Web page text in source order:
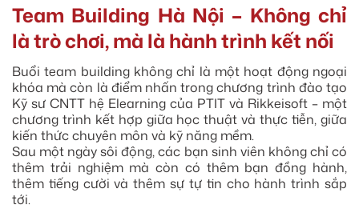
Team Building Hà Nội – Không chỉ
là trò chơi, mà là hành trình kết nối
Buổi team building không chỉ là một hoạt động ngoại
khóa mà còn là điểm nhấn trong chương trình đào tạo
Kỹ sư CNTT hệ Elearning của PTIT và Rikkeisoft – một
chương trình kết hợp giữa học thuật và thực tiễn, giữa
kiến thức chuyên môn và kỹ năng mềm.
Sau một ngày sôi động, các bạn sinh viên không chỉ có
thêm trải nghiệm mà còn có thêm bạn đồng hành,
thêm tiếng cười và thêm sự tự tin cho hành trình sắp
tới.